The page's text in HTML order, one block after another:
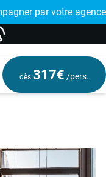
par votre
🤩
dès 317€ /pers.